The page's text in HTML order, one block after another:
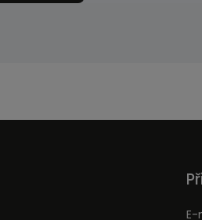
E-